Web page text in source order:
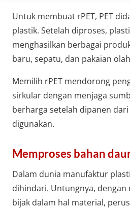
Untuk membuat rPET, PET
plastik. Setelah diproses,
menghasilkan berbagai
baru, sepatu, dan pakaian
Memilih rPET mendorong
sirkular dengan menjaga
berharga setelah dipanen
digunakan.
Memproses bahan
Dalam dunia manufaktur
dihindari. Untungnya,
bijak dalam hal material,